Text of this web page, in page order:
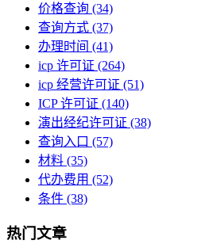
价格查询 (34)
查询方式 (37)
办理时间 (41)
icp 许可证 (264)
icp 经营许可证 (51)
ICP 许可证 (140)
演出经纪许可证 (38)
查询入口 (57)
材料 (35)
代办费用 (52)
条件 (38)
热门文章